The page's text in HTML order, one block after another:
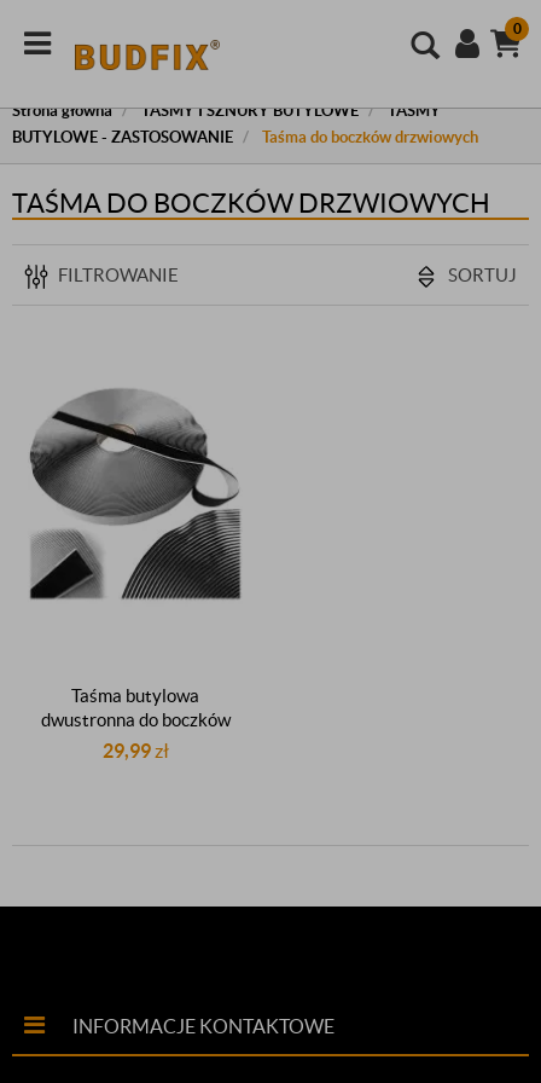
0
Strona główna TAŚMY I SZNURY BUTYLOWE
TAŚMY
BUTYLOWE - ZASTOSOWANIE
Taśma do boczków drzwiowych
TAŚMA DO BOCZKÓW DRZWIOWYCH
FILTROWANIE SORTUJ
Taśma butylowa
dwustronna do boczków
drzwiowych boczków drzwi
29,99zł
INFORMACJE KONTAKTOWE